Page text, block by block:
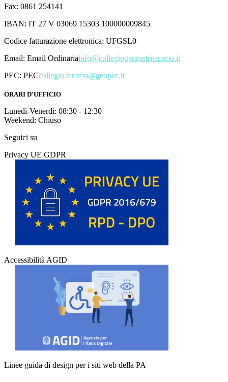
Fax: 0861 254141
IBAN: IT 27 V 03069 15303 100000009845
Codice fatturazione elettronica: UFGSL0
Email: Email Ordinariainfo@collegiogeometriteramo.it
PEC: PECcollegio.teramo@geopec.it
ORARI D'UFFICIO
Lunedì-Venerdì: 08:30 - 12:30
Weekend: Chiuso
Seguici su
Privacy UE GDPR
Accessibilità AGID
Linee guida di design per i siti web della PA